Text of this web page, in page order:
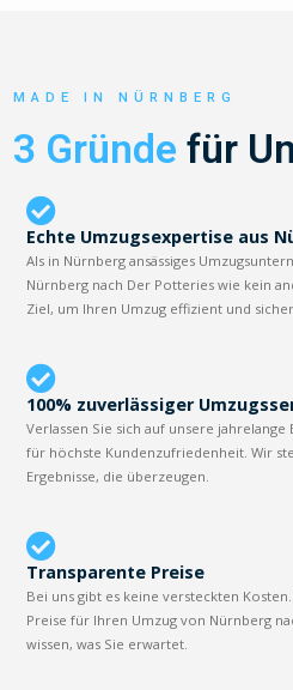
MADE IN NÜRNBERG
3 Gründe für
Echte Umzugsexpertise aus
Als in Nürnberg ansässiges
Nürnberg nach Der Potteries wie kein
Ziel, um Ihren Umzug effizient und
100% zuverlässiger
Verlassen Sie sich auf unsere
für höchste Kundenzufriedenheit. Wir
Ergebnisse, die überzeugen.
Transparente Preise
Bei uns gibt es keine versteckten
Preise für Ihren Umzug von Nürnberg
wissen, was Sie erwartet.